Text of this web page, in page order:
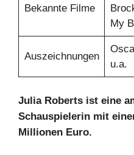
Bekannte Filme
My
Auszeichnungen
u.a.
Julia Roberts ist eine
Schauspielerin mit
Millionen Euro.